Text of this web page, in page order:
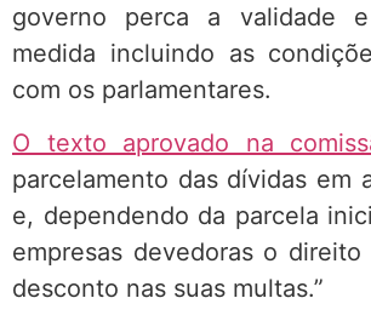
governo perca a validade
medida incluindo as
com os parlamentares.
O texto aprovado na
parcelamento das dívidas em
e, dependendo da parcela
empresas devedoras o
desconto nas suas multas.”